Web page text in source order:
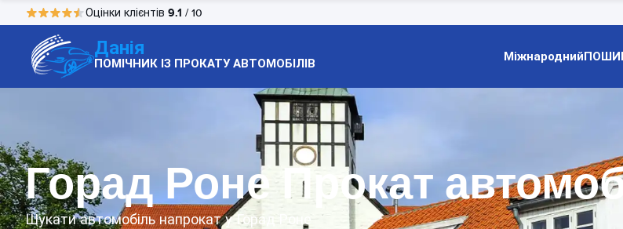
Оцінки клієнтів 9.1 / 10
Данія
ПОМІЧНИК ІЗ ПРОКАТУ АВТОМОБІЛІВ Міжнародний
Горад Роне Прокат
Шукати автомобіль напрокат у Горад Роне